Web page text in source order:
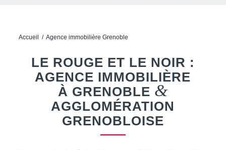
Accueil / Agence immobilière Grenoble
LE ROUGE ET LE NOIR :
AGENCE IMMOBILIÈRE
À GRENOBLE &
AGGLOMÉRATION
GRENOBLOISE